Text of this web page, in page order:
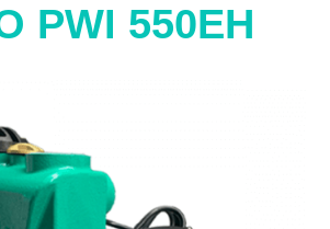
PWI 550EH